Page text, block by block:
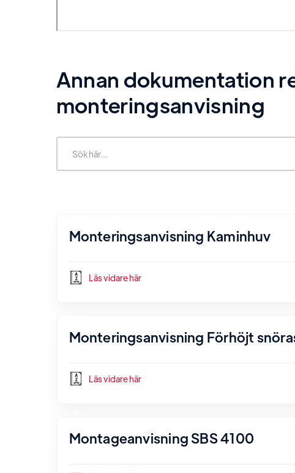
Annan dokumentation
monteringsanvisning
Monteringsanvisning Kaminhuv
Läs vidare här
Monteringsanvisning Förhöjt
Läs vidare här
Montageanvisning SBS 4100